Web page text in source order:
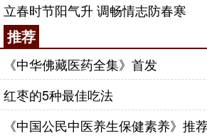
立春时节阳气升 调畅情志防春寒
推荐
《中华佛藏医药全集》首发
红枣的5种最佳吃法
《中国公民中医养生保健素养》推